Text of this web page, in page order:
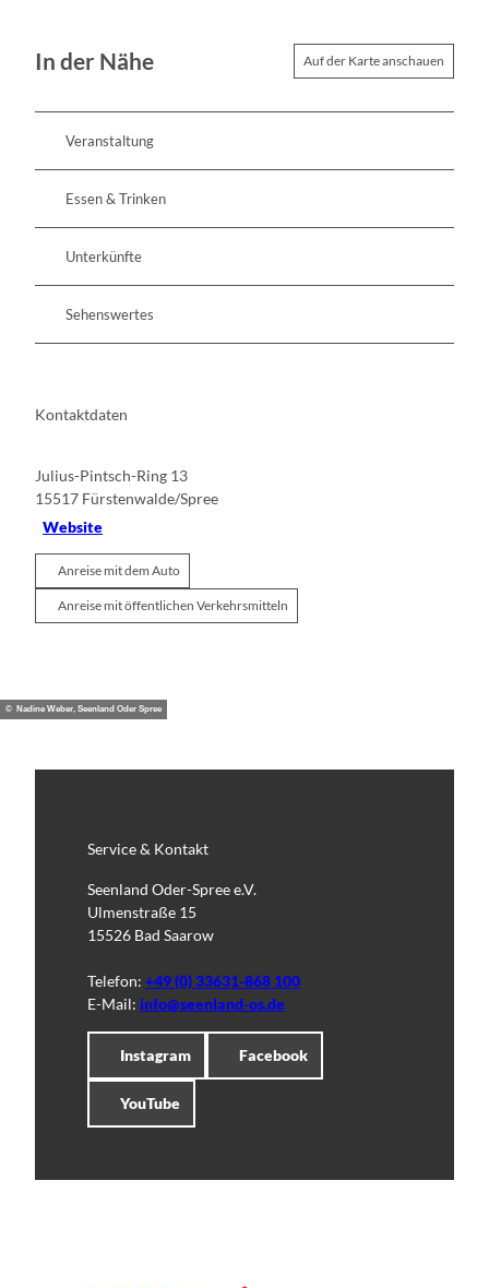
In der Nähe Auf der Karte anschauen
Veranstaltung
Essen & Trinken
Unterkünfte
Sehenswertes
Kontaktdaten
Julius-Pintsch-Ring 13
15517 Fürstenwalde/Spree
Website
Anreise mit dem Auto
Anreise mit öffentlichen Verkehrsmitteln
© Nadine Weber, Seenland Oder Spree
Service & Kontakt
Seenland Oder-Spree e.V.
Ulmenstraße 15
15526 Bad Saarow
Telefon: +49 (0) 33631-868 100
E-Mail: info@seenland-os.de
Instagram Facebook
YouTube